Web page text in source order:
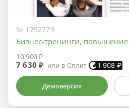
№ 1792779
Бизнес-тренинги,
10 900 ₽
7 630 ₽ или в Сплит 1 908 ₽
Демоверсия